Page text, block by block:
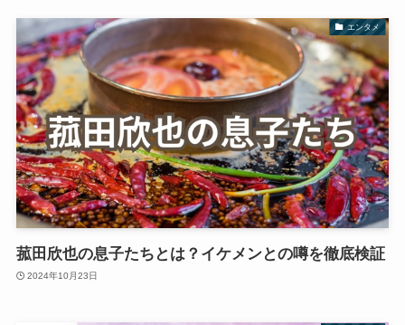
エンタメ
菰田欣也の息子たちとは？イケメンとの噂を徹底検証
2024年10月23日